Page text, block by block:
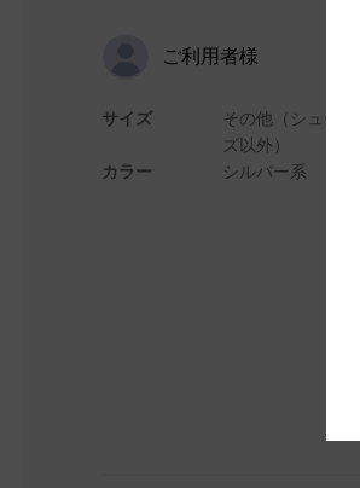
ご利用者様
サイズ
カラー
その他（シュー
ズ以外）
シルバー系